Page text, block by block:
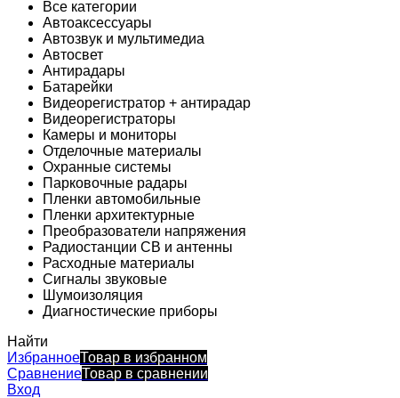
Все категории
Автоаксессуары
Автозвук и мультимедиа
Автосвет
Антирадары
Батарейки
Видеорегистратор + антирадар
Видеорегистраторы
Камеры и мониторы
Отделочные материалы
Охранные системы
Парковочные радары
Пленки автомобильные
Пленки архитектурные
Преобразователи напряжения
Радиостанции CB и антенны
Расходные материалы
Сигналы звуковые
Шумоизоляция
Диагностические приборы
Найти
ИзбранноеТовар в избранном
СравнениеТовар в сравнении
Вход